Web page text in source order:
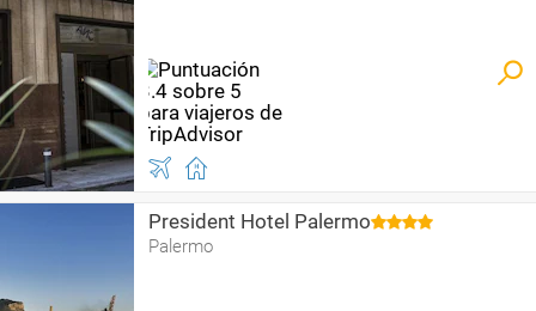
President Hotel Palermo
Palermo